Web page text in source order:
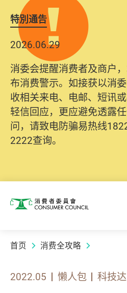
特別通告
2026.06.29
消委会提醒消费者及商户
布消费警示。如接获以消
收相关来电、电邮、短讯
轻信回应，更应避免透露
问，请致电防骗易热线
2222查询。
消费者委员会
首页 消费全攻略
2022.05 懒人包 科技